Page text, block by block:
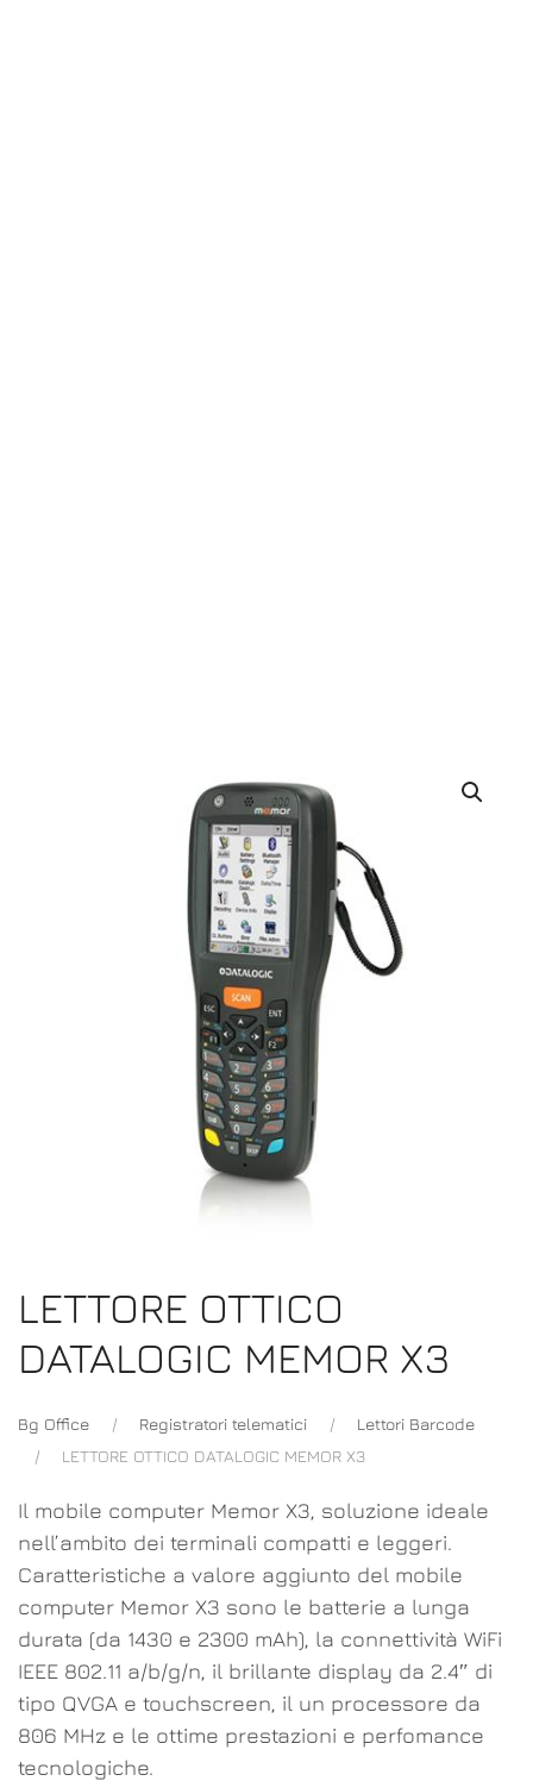
LETTORE OTTICO
DATALOGIC MEMOR X3
Bg Office Registratori telematici
Lettori Barcode
LETTORE OTTICO DATALOGIC MEMOR X3
Il mobile computer Memor X3, soluzione ideale
nell’ambito dei terminali compatti e leggeri.
Caratteristiche a valore aggiunto del mobile
computer Memor X3 sono le batterie a lunga
durata (da 1430 e 2300 mAh), la connettività WiFi
IEEE 802.11 a/b/g/n, il brillante display da 2.4″ di
tipo QVGA e touchscreen, il un processore da
806 MHz e le ottime prestazioni e perfomance
tecnologiche.